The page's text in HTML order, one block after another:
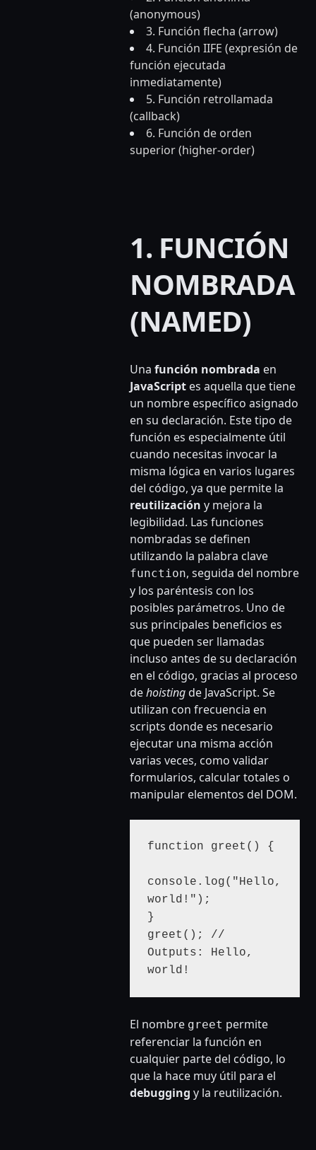
(anonymous)
3. Función flecha (arrow)
4. Función IIFE (expresión de
función ejecutada
inmediatamente)
5. Función retrollamada
(callback)
6. Función de orden
superior (higher-order)
1. FUNCIÓN
NOMBRADA
(NAMED)
Una función nombrada en
JavaScriptes aquella que tiene
un nombre específico asignado
en su declaración. Este tipo de
función es especialmente útil
cuando necesitas invocar la
misma lógica en varios lugares
del código, ya que permite la
reutilización y mejora la
legibilidad. Las funciones
nombradas se definen
utilizando la palabra clave
function, seguida del nombre
y los paréntesis con los
posibles parámetros. Uno de
sus principales beneficios es
que pueden ser llamadas
incluso antes de su declaración
en el código, gracias al proceso
dehoistingde JavaScript. Se
utilizan con frecuencia en
scripts donde es necesario
ejecutar una misma acción
varias veces, como validar
formularios, calcular totales o
manipular elementos del DOM.
function greet() {
console.log("Hello,
world!");
}
greet(); //
Outputs: Hello,
world!
El nombre greet permite
referenciar la función en
cualquier parte del código, lo
que la hace muy útil para el
debugging y la reutilización.